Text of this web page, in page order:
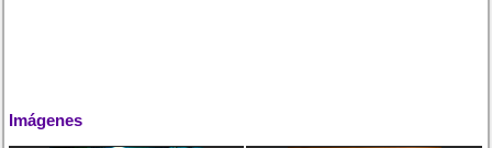
Imágenes